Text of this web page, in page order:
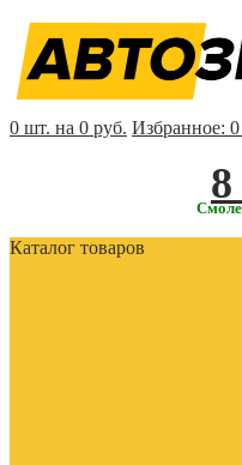
0 шт. на 0 руб. Избранное: 0
Каталог товаров